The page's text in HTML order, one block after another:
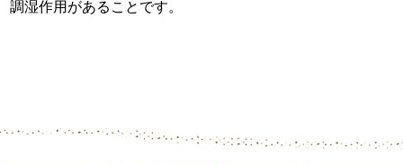
調湿作用があることです。